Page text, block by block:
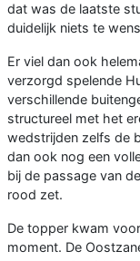
dat was de laatste
duidelijk niets te
Er viel dan ook
verzorgd spelende
verschillende
structureel met het
wedstrijden zelfs de
dan ook nog een
bij de passage van
rood zet.
De topper kwam
moment. De